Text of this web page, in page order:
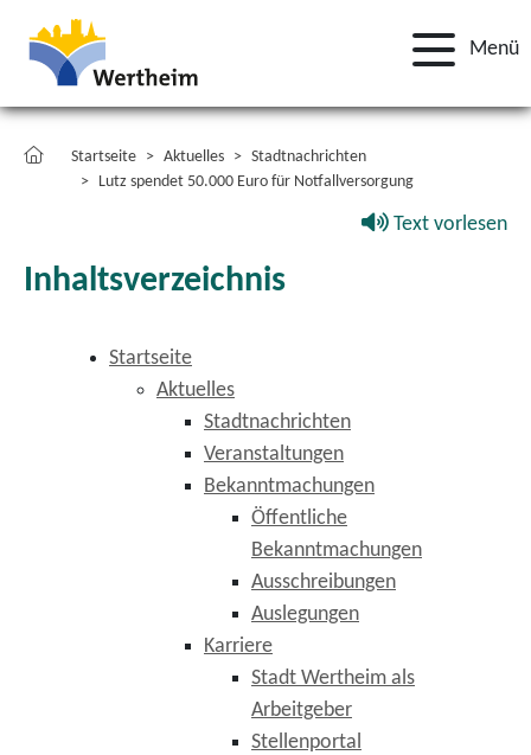
Menü
Startseite Aktuelles
Stadtnachrichten
Lutz spendet 50.000 Euro für Notfallversorgung
Text vorlesen
Inhaltsverzeichnis
Startseite
Aktuelles
Stadtnachrichten
Veranstaltungen
Bekanntmachungen
Öffentliche
Bekanntmachungen
Ausschreibungen
Auslegungen
Karriere
Stadt Wertheim als
Arbeitgeber
Stellenportal